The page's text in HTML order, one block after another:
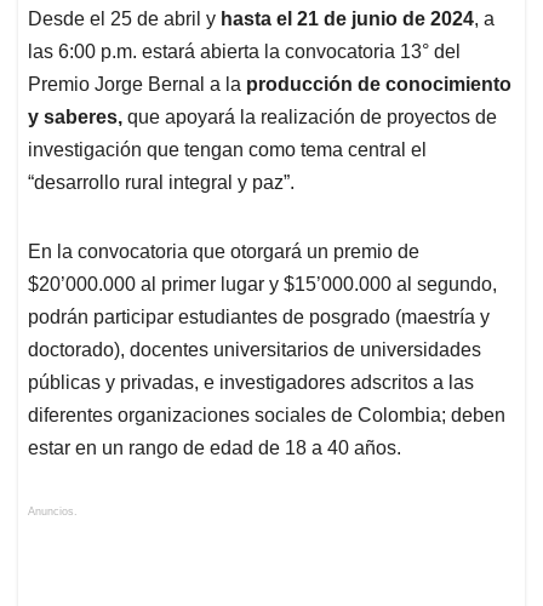
Desde el 25 de abril y hasta el 21 de junio de 2024, a
las 6:00 p.m. estará abierta la convocatoria 13° del
Premio Jorge Bernal a la producción de conocimiento
y saberes, que apoyará la realización de proyectos de
investigación que tengan como tema central el
“desarrollo rural integral y paz”.
En la convocatoria que otorgará un premio de
$20’000.000 al primer lugar y $15’000.000 al segundo,
podrán participar estudiantes de posgrado (maestría y
doctorado), docentes universitarios de universidades
públicas y privadas, e investigadores adscritos a las
diferentes organizaciones sociales de Colombia; deben
estar en un rango de edad de 18 a 40 años.
Anuncios.